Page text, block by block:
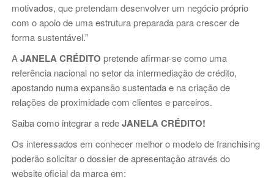
motivados, que pretendam desenvolver um negócio próprio
com o apoio de uma estrutura preparada para crescer de
forma sustentável.”
AJANELA CRÉDITO pretende afirmar-se como uma
referência nacional no setor da intermediação de crédito,
apostando numa expansão sustentada e na criação de
relações de proximidade com clientes e parceiros.
Saiba como integrar a redeJANELA CRÉDITO!
Os interessados em conhecer melhor o modelo de franchising
poderão solicitar o dossier de apresentação através do
website oficial da marca em: